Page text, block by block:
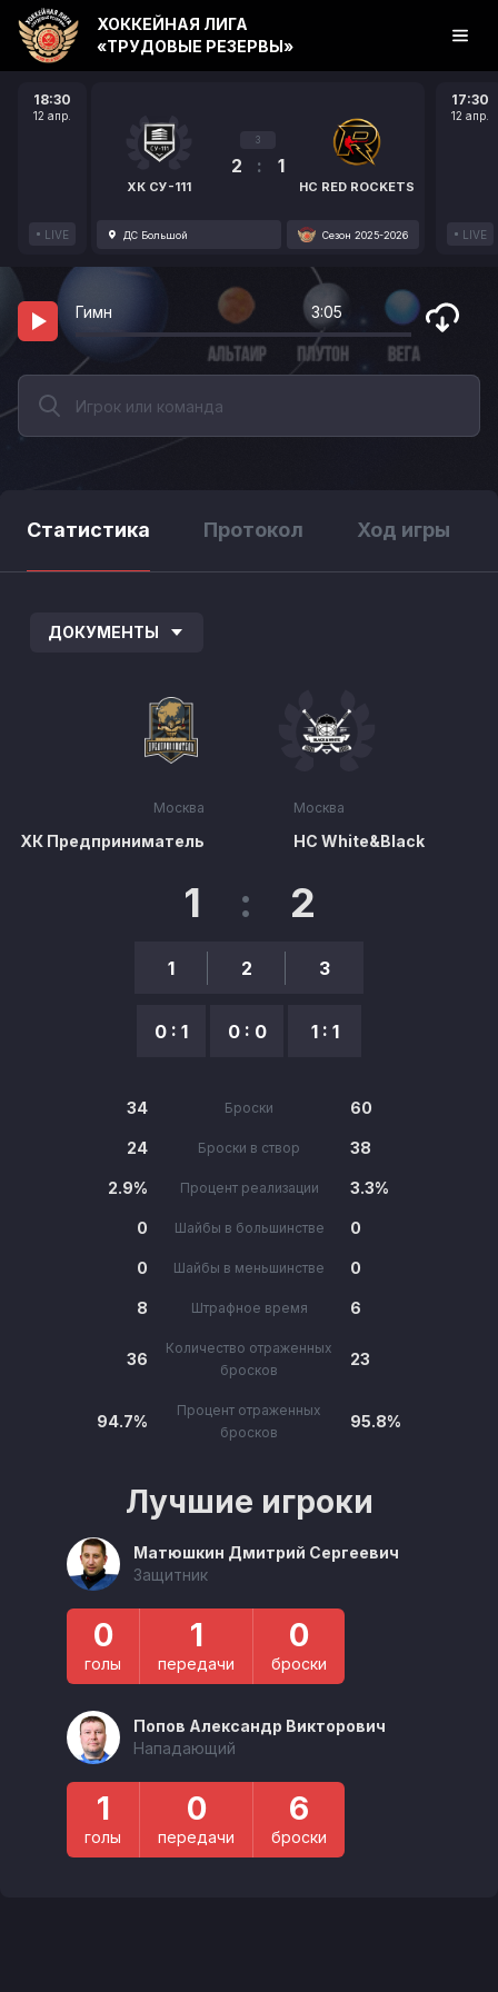
18:30
12 апр.
LIVE
ХК СУ-111
3
2 : 1
HC RED ROCKETS
ДС Большой Сезон 2025-2026
17:30
12 апр.
LIVE
ХОККЕЙНАЯ ЛИГА
«ТРУДОВЫЕ РЕЗЕРВЫ»
Гимн 3:05
Статистика Протокол Ход игры
ДОКУМЕНТЫ
Москва
ХК Предприниматель
1 : 2
1
0 : 1
2
0 : 0
3
1 : 1
Москва
HC White&Black
34 Броски 60
24 Броски в створ 38
2.9% Процент реализации 3.3%
0 Шайбы в большинстве 0
0 Шайбы в меньшинстве 0
8 Штрафное время 6
36
Количество отраженных
бросков
23
94.7%
Процент отраженных
бросков
95.8%
Лучшие игроки
Матюшкин Дмитрий Сергеевич
Защитник
0
голы
1
передачи
0
броски
Попов Александр Викторович
Нападающий
1
голы
0
передачи
6
броски